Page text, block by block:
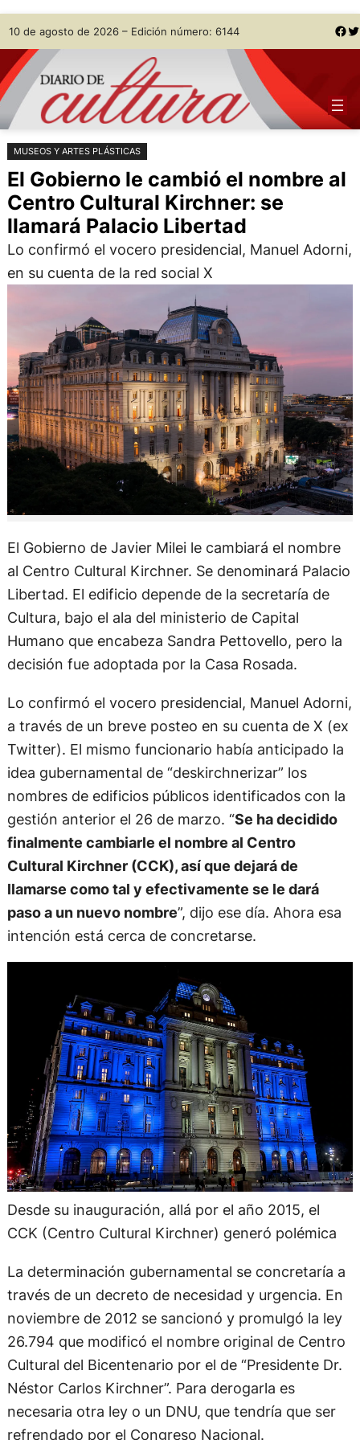
Saltar
al
contenido
Skip
to
content
10 de agosto de 2026 – Edición número: 6144 Facebook Twitter
MUSEOS Y ARTES PLÁSTICAS
El Gobierno le cambió el nombre al
Centro Cultural Kirchner: se
llamará Palacio Libertad
Lo confirmó el vocero presidencial, Manuel Adorni,
en su cuenta de la red social X
El Gobierno de Javier Milei le cambiará el nombre
al Centro Cultural Kirchner. Se denominará Palacio
Libertad. El edificio depende de la secretaría de
Cultura, bajo el ala del ministerio de Capital
Humano que encabeza Sandra Pettovello, pero la
decisión fue adoptada por la Casa Rosada.
Lo confirmó el vocero presidencial, Manuel Adorni,
a través de un breve posteo en su cuenta de X (ex
Twitter). El mismo funcionario había anticipado la
idea gubernamental de “deskirchnerizar” los
nombres de edificios públicos identificados con la
gestión anterior el 26 de marzo. “Se ha decidido
finalmente cambiarle el nombre al Centro
Cultural Kirchner (CCK), así que dejará de
llamarse como tal y efectivamente se le dará
paso a un nuevo nombre”, dijo ese día. Ahora esa
intención está cerca de concretarse.
Desde su inauguración, allá por el año 2015, el
CCK (Centro Cultural Kirchner) generó polémica
La determinación gubernamental se concretaría a
través de un decreto de necesidad y urgencia. En
noviembre de 2012 se sancionó y promulgó la ley
26.794 que modificó el nombre original de Centro
Cultural del Bicentenario por el de “Presidente Dr.
Néstor Carlos Kirchner”. Para derogarla es
necesaria otra ley o un DNU, que tendría que ser
refrendado por el Congreso Nacional.